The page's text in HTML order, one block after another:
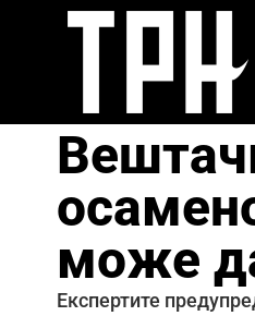
може
Експертите